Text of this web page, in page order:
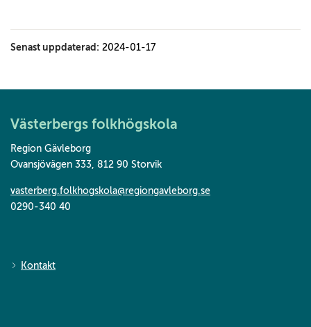
Senast uppdaterad: 2024-01-17
Västerbergs folkhögskola
Region Gävleborg
Ovansjövägen 333, 812 90 Storvik
vasterberg.folkhogskola@regiongavleborg.se
0290-340 40
Kontakt